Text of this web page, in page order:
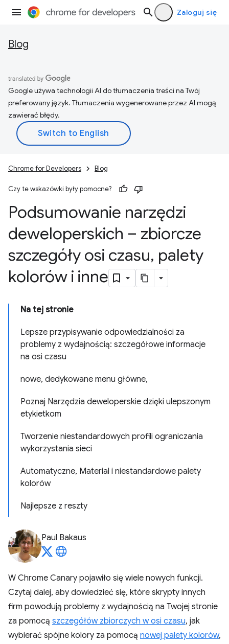
Zaloguj się
Blog
Google używa technologii AI do tłumaczenia treści na Twój
preferowany język. Tłumaczenia wygenerowane przez AI mogą
zawierać błędy.
Chrome for Developers Blog
Czy te wskazówki były pomocne?
Podsumowanie narzędzi
deweloperskich – zbiorcze
szczegóły osi czasu, palety
kolorów i inne
Na tej stronie
Lepsze przypisywanie odpowiedzialności za
problemy z wydajnością: szczegółowe informacje
na osi czasu
nowe, dedykowane menu główne,
Poznaj Narzędzia deweloperskie dzięki ulepszonym
etykietkom
Tworzenie niestandardowych profili ograniczania
wykorzystania sieci
Automatyczne, Material i niestandardowe palety
kolorów
Najlepsze z reszty
Paul Bakaus
W Chrome Canary pojawiło się wiele nowych funkcji.
Czytaj dalej, aby dowiedzieć się, które skrypty innych
firm powodują problemy z wydajnością na Twojej stronie
za pomocą szczegółów zbiorczych w osi czasu, jak
wybierać spójne kolory za pomocą nowej palety kolorów,